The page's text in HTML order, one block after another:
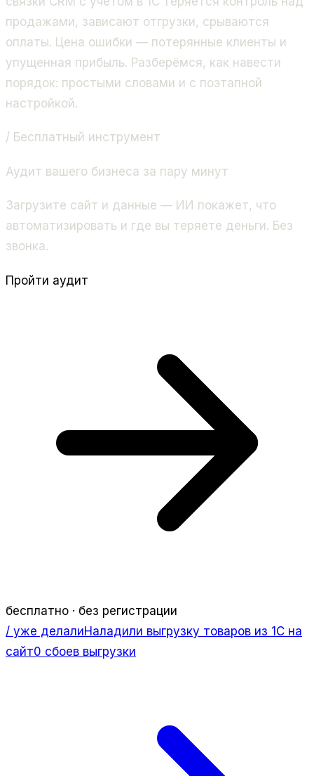
продажами, зависают отгрузки, срываются
оплаты. Цена ошибки — потерянные клиенты и
упущенная прибыль. Разберёмся, как навести
порядок: простыми словами и с поэтапной
настройкой.
/ Бесплатный инструмент
Аудит вашего бизнеса за пару минут
Загрузите сайт и данные — ИИ покажет, что
автоматизировать и где вы теряете деньги. Без
звонка.
Пройти аудит
бесплатно · без регистрации
/ уже делалиНаладили выгрузку товаров из 1С на
сайт0 сбоев выгрузки